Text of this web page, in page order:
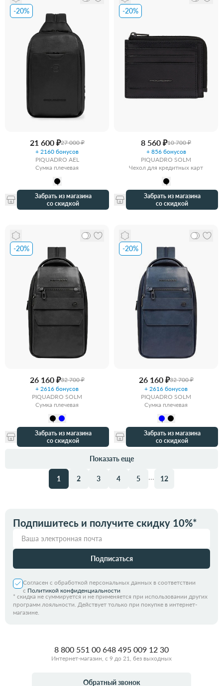
-20%
21 600 ₽27 000 ₽
+ 2160 бонусов
PIQUADRO AEL
Сумка плечевая
Забрать из магазина
со скидкой
-20%
8 560 ₽10 700 ₽
+ 856 бонусов
PIQUADRO SOLM
Чехол для кредитных карт
Забрать из магазина
со скидкой
-20%
26 160 ₽32 700 ₽
+ 2616 бонусов
PIQUADRO SOLM
Сумка плечевая
Забрать из магазина
со скидкой
-20%
26 160 ₽32 700 ₽
+ 2616 бонусов
PIQUADRO SOLM
Сумка плечевая
Забрать из магазина
со скидкой
Показать еще
1 2 3 4 5 ... 12
Подпишитесь и получите скидку 10%*
Подписаться
Согласен с обработкой персональных данных в соответствии
с Политикой конфиденциальности
* скидка не суммируется и не применяется при использовании других
программ лояльности. Действует только при покупке в интернет-
магазине.
8 800 551 00 648 495 009 12 30
Интернет-магазин, с 9 до 21, без выходных
Обратный звонок